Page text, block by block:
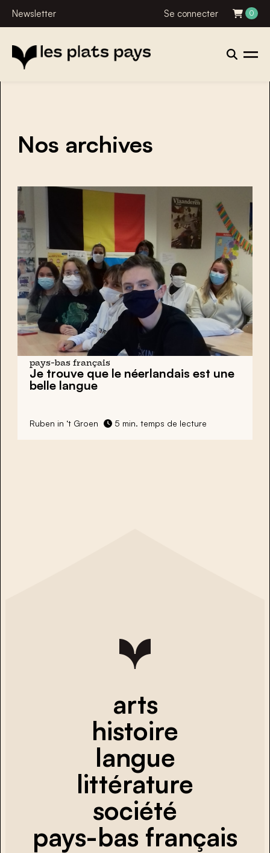
Newsletter Se connecter 0
Nos archives
pays-bas français
Je trouve que le néerlandais est une
belle langue
Ruben in ‘t Groen 5 min. temps de lecture
arts
histoire
langue
littérature
société
pays-bas français